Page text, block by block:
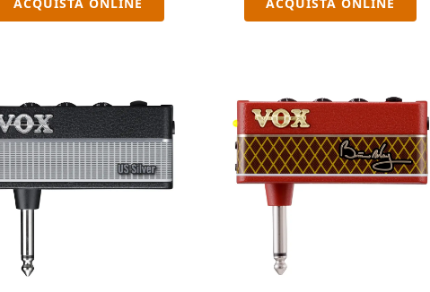
di Gain, Tone e Volume,
bisogno di un ampli super
senza rinunciare alla
d
doppio canale, controlli di Gain,
uscita cuffie e aux in. È pensato per
i chitarristi amanti dei puliti caldi e
dei crunch taglienti in pieno